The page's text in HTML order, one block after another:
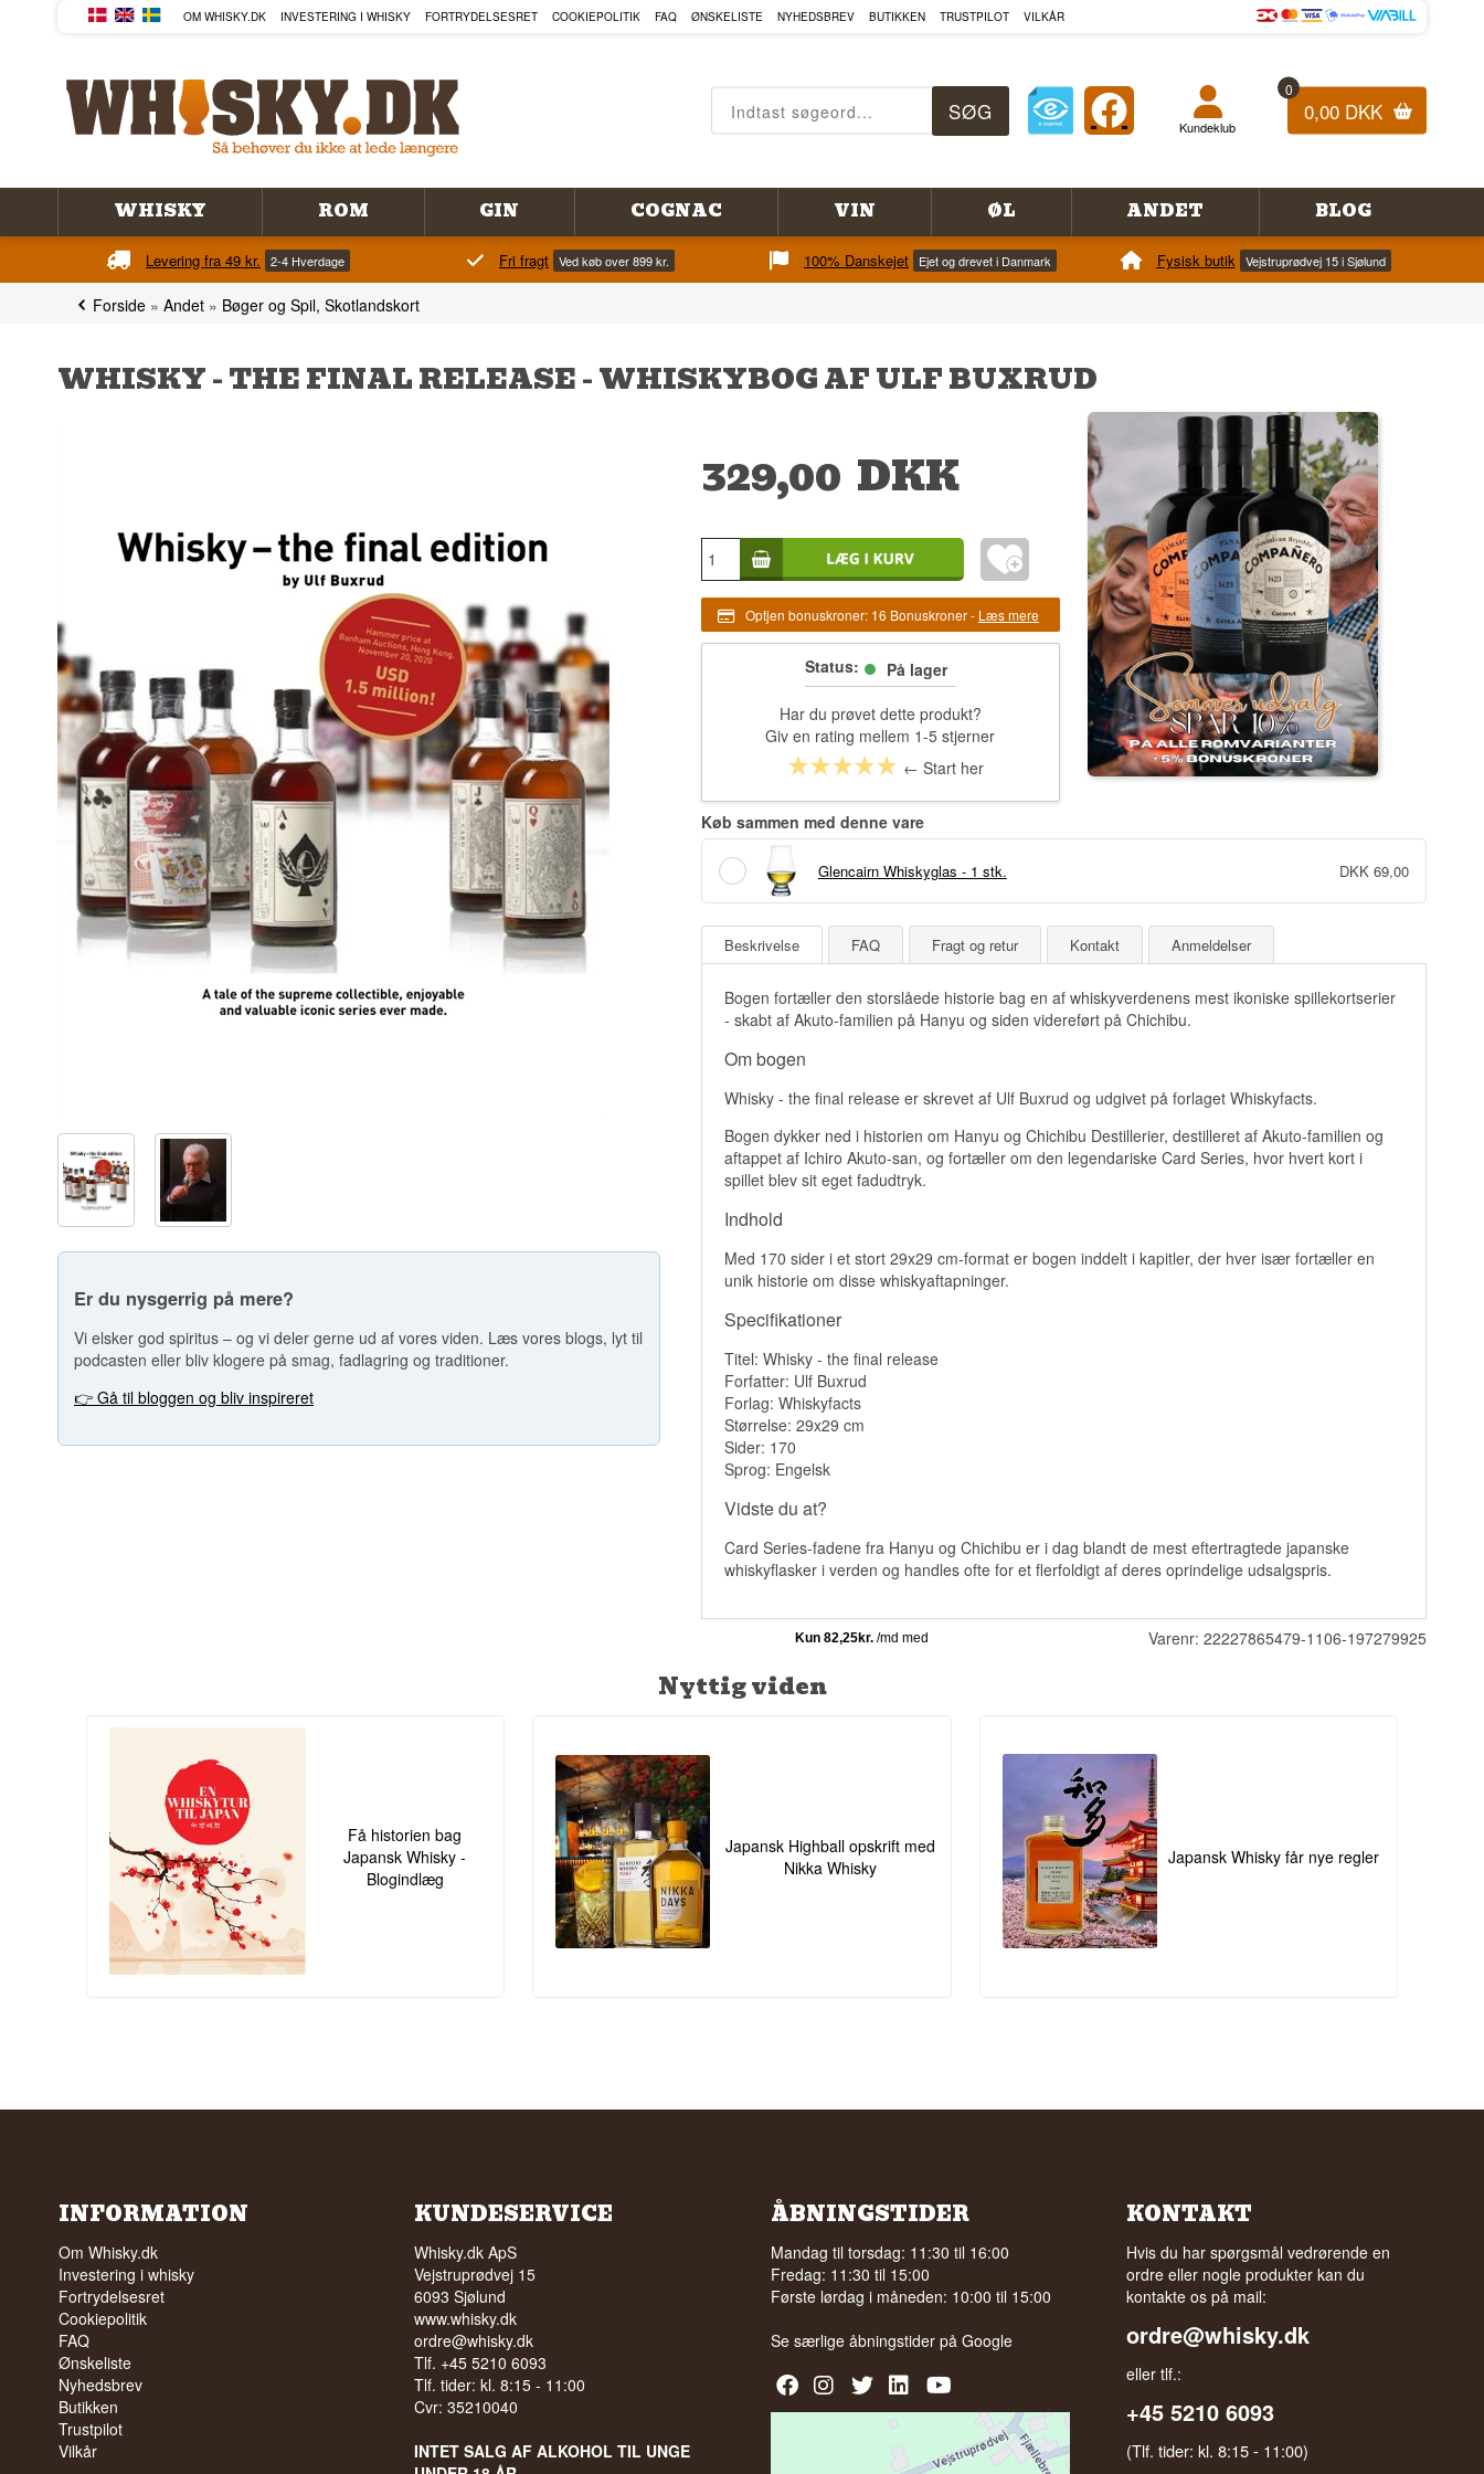
OM WHISKY.DK INVESTERING I WHISKY FORTRYDELSESRET COOKIEPOLITIK FAQ ØNSKELISTE NYHEDSBREV BUTIKKEN TRUSTPILOT VILKÅR
0
0,00 DKK
Kundeklub
WHISKY ROM GIN COGNAC VIN ØL ANDET BLOG
Levering fra 49 kr. 2-4 Hverdage Fri fragt Ved køb over 899 kr. 100% Danskejet Ejet og drevet i Danmark Fysisk butik Vejstruprødvej 15 i Sjølund
Forside » Andet » Bøger og Spil, Skotlandskort
WHISKY - THE FINAL RELEASE - WHISKYBOG AF ULF BUXRUD
Er du nysgerrig på mere?
Vi elsker god spiritus – og vi deler gerne ud af vores viden. Læs vores blogs, lyt til
podcasten eller bliv klogere på smag, fadlagring og traditioner.
👉 Gå til bloggen og bliv inspireret
329,00 DKK
Optjen bonuskroner: 16 Bonuskroner- Læs mere
Status:
På lager
Har du prøvet dette produkt?
Giv en rating mellem 1-5 stjerner
← Start her
Køb sammen med denne vare
Glencairn Whiskyglas - 1 stk. DKK 69,00
Beskrivelse FAQ Fragt og retur Kontakt Anmeldelser
Bogen fortæller den storslåede historie bag en af whiskyverdenens mest ikoniske spillekortserier
- skabt af Akuto-familien på Hanyu og siden videreført på Chichibu.
Om bogen
Whisky - the final release er skrevet af Ulf Buxrud og udgivet på forlaget Whiskyfacts.
Bogen dykker ned i historien om Hanyu og Chichibu Destillerier, destilleret af Akuto-familien og
aftappet af Ichiro Akuto-san, og fortæller om den legendariske Card Series, hvor hvert kort i
spillet blev sit eget fadudtryk.
Indhold
Med 170 sider i et stort 29x29 cm-format er bogen inddelt i kapitler, der hver især fortæller en
unik historie om disse whiskyaftapninger.
Specifikationer
Titel: Whisky - the final release
Forfatter: Ulf Buxrud
Forlag: Whiskyfacts
Størrelse: 29x29 cm
Sider: 170
Sprog: Engelsk
Vidste du at?
Card Series-fadene fra Hanyu og Chichibu er i dag blandt de mest eftertragtede japanske
whiskyflasker i verden og handles ofte for et flerfoldigt af deres oprindelige udsalgspris.
Varenr: 22227865479-1106-197279925
Nyttig viden
Få historien bag
Japansk Whisky -
Blogindlæg
Japansk Highball opskrift med
Nikka Whisky
Japansk Whisky får nye regler
INFORMATION
Om Whisky.dk
Investering i whisky
Fortrydelsesret
Cookiepolitik
FAQ
Ønskeliste
Nyhedsbrev
Butikken
Trustpilot
Vilkår
KUNDESERVICE
Whisky.dk ApS
Vejstruprødvej 15
6093 Sjølund
www.whisky.dk
ordre@whisky.dk
Tlf. +45 5210 6093
Tlf. tider: kl. 8:15 - 11:00
Cvr: 35210040
INTET SALG AF ALKOHOL TIL UNGE
ÅBNINGSTIDER
Mandag til torsdag: 11:30 til 16:00
Fredag: 11:30 til 15:00
Første lørdag i måneden: 10:00 til 15:00
Se særlige åbningstider på Google
KONTAKT
Hvis du har spørgsmål vedrørende en
ordre eller nogle produkter kan du
kontakte os på mail:
ordre@whisky.dk
eller tlf.:
+45 5210 6093
(Tlf. tider: kl. 8:15 - 11:00)